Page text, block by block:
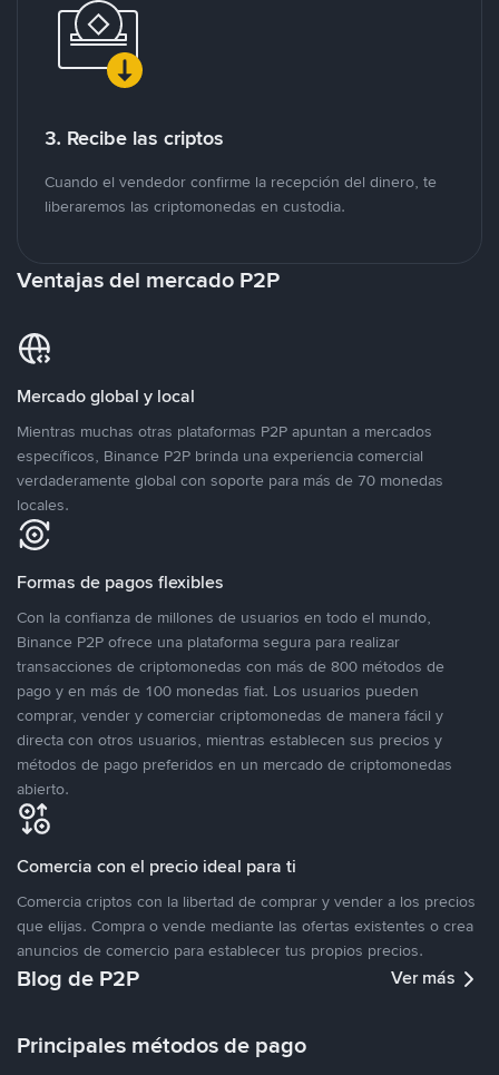
3. Recibe las criptos
Cuando el vendedor confirme la recepción del dinero, te
liberaremos las criptomonedas en custodia.
Ventajas del mercado P2P
Mercado global y local
Mientras muchas otras plataformas P2P apuntan a mercados
específicos, Binance P2P brinda una experiencia comercial
verdaderamente global con soporte para más de 70 monedas
locales.
Formas de pagos flexibles
Con la confianza de millones de usuarios en todo el mundo,
Binance P2P ofrece una plataforma segura para realizar
transacciones de criptomonedas con más de 800 métodos de
pago y en más de 100 monedas fiat. Los usuarios pueden
comprar, vender y comerciar criptomonedas de manera fácil y
directa con otros usuarios, mientras establecen sus precios y
métodos de pago preferidos en un mercado de criptomonedas
abierto.
Comercia con el precio ideal para ti
Comercia criptos con la libertad de comprar y vender a los precios
que elijas. Compra o vende mediante las ofertas existentes o crea
anuncios de comercio para establecer tus propios precios.
Blog de P2P Ver más
Principales métodos de pago